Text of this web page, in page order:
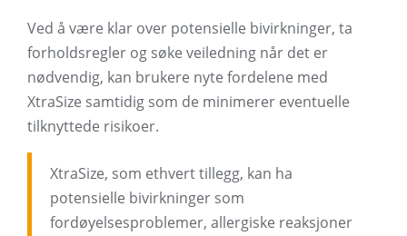
Ved å være klar over potensielle bivirkninger, ta
forholdsregler og søke veiledning når det er
nødvendig, kan brukere nyte fordelene med
XtraSize samtidig som de minimerer eventuelle
tilknyttede risikoer.
XtraSize, som ethvert tillegg, kan ha
potensielle bivirkninger som
fordøyelsesproblemer, allergiske reaksjoner